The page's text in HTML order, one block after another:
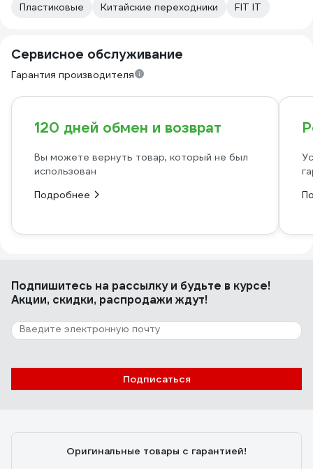
Пластиковые
Китайские переходники FIT IT
Сервисное обслуживание
Гарантия производителя
120 дней обмен и возврат
Вы можете вернуть товар, который не был
использован
Подробнее
Подпишитесь на рассылкуи будьте в курсе!
Акции, скидки, распродажи ждут!
Подписаться
Оригинальные товары с гарантией!